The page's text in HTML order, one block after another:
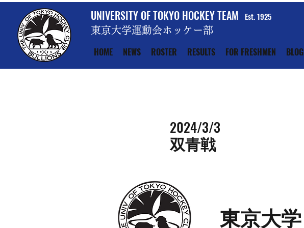
UNIVERSITY OF TOKYO HOCKEY TEAM
東京大学運動会ホッケー部
Est. 1925
HOME NEWS ROSTER RESULTS FOR FRESHMEN BLOG
2024/3/3
双青戦
東京大学